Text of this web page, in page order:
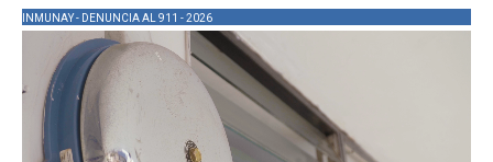
INMUNAY - DENUNCIA AL 911 - 2026